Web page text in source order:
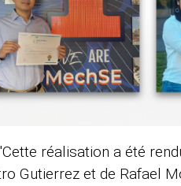
réalisation a été
Gutierrez et de Rafael